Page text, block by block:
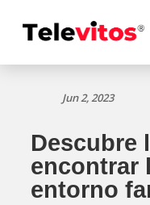
Jun 2, 2023
Descubre
encontrar
entorno